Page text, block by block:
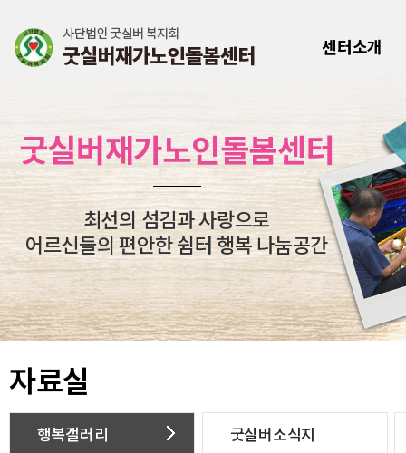
센터소개
굿실버재가노인돌봄센터
최선의 섬김과 사랑으로
어르신들의 편안한 쉼터 행복 나눔공간
자료실
행복갤러리 굿실버소식지